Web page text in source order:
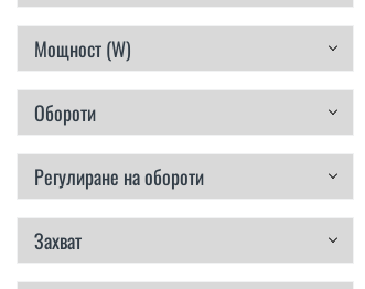
Мощност (W)
Обороти
Регулиране на обороти
Захват